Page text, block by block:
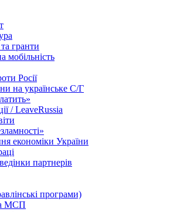
гранти
мобільність
Росії
на українське С/Г
/ LeaveRussia
економіки України
партнерів
програми)
МСП